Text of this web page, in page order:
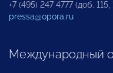
+7 (495) 247 4777 (доб. 115,
pressa@opora.ru
Международный